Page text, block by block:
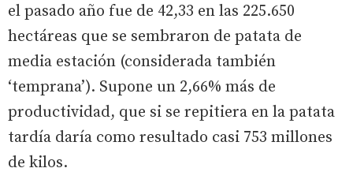
el pasado año fue de 42,33 en las 225.650
hectáreas que se sembraron de patata de
media estación (considerada también
‘temprana’). Supone un 2,66% más de
productividad, que si se repitiera en la patata
tardía daría como resultado casi 753 millones
de kilos.